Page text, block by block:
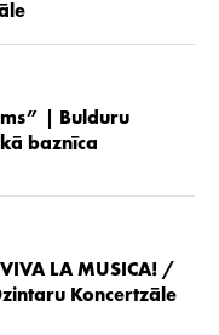
| Bulduru
baznīca
LA MUSICA! /
Koncertzāle